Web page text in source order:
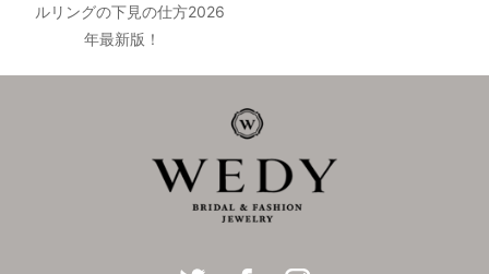
ルリングの下見の仕方2026
年最新版！